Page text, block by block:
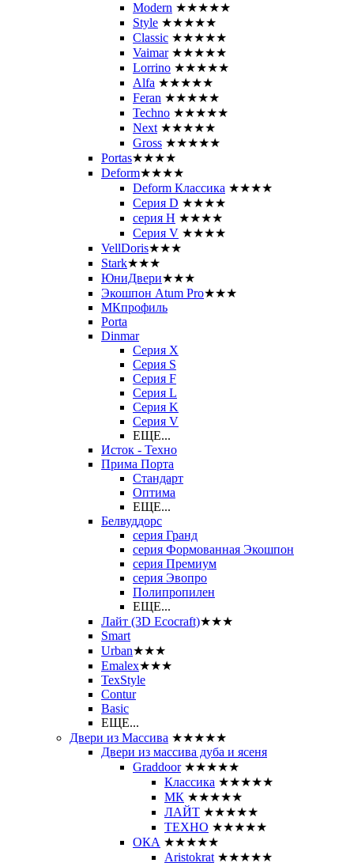
Modern ★★★★★
Style ★★★★★
Classic ★★★★★
Vaimar ★★★★★
Lorrino ★★★★★
Alfa ★★★★★
Feran ★★★★★
Techno ★★★★★
Next ★★★★★
Gross ★★★★★
Portas★★★★
Deform★★★★
Deform Классика ★★★★
Серия D ★★★★
серия H ★★★★
Серия V ★★★★
VellDoris★★★
Stark★★★
ЮниДвери★★★
Экошпон Atum Pro★★★
МКпрофиль
Porta
Dinmar
Серия X
Серия S
Серия F
Серия L
Серия K
Серия V
ЕЩЕ...
Исток - Техно
Прима Порта
Стандарт
Оптима
ЕЩЕ...
Белвуддорс
серия Гранд
серия Формованная Экошпон
серия Премиум
серия Эвопро
Полипропилен
ЕЩЕ...
Лайт (3D Ecocraft)★★★
Smart
Urban★★★
Emalex★★★
TexStyle
Contur
Basic
ЕЩЕ...
Двери из Массива ★★★★★
Двери из массива дуба и ясеня
Graddoor ★★★★★
Классика ★★★★★
МК ★★★★★
ЛАЙТ ★★★★★
ТЕХНО ★★★★★
ОКА ★★★★★
Aristokrat ★★★★★